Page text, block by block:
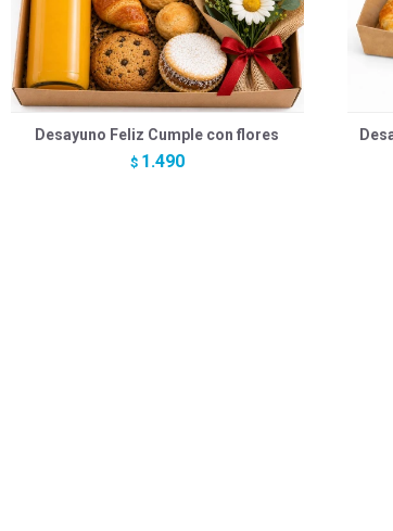
Desayuno Feliz Cumple con flores
$ 1.490